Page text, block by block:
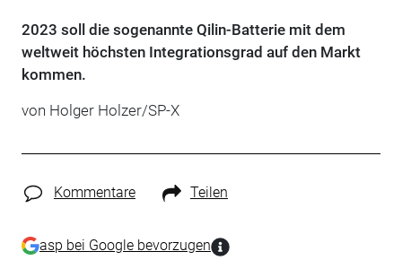
2023 soll die sogenannte Qilin-Batterie mit dem
weltweit höchsten Integrationsgrad auf den Markt
kommen.
von Holger Holzer/SP-X
Kommentare Teilen
asp bei Google bevorzugen